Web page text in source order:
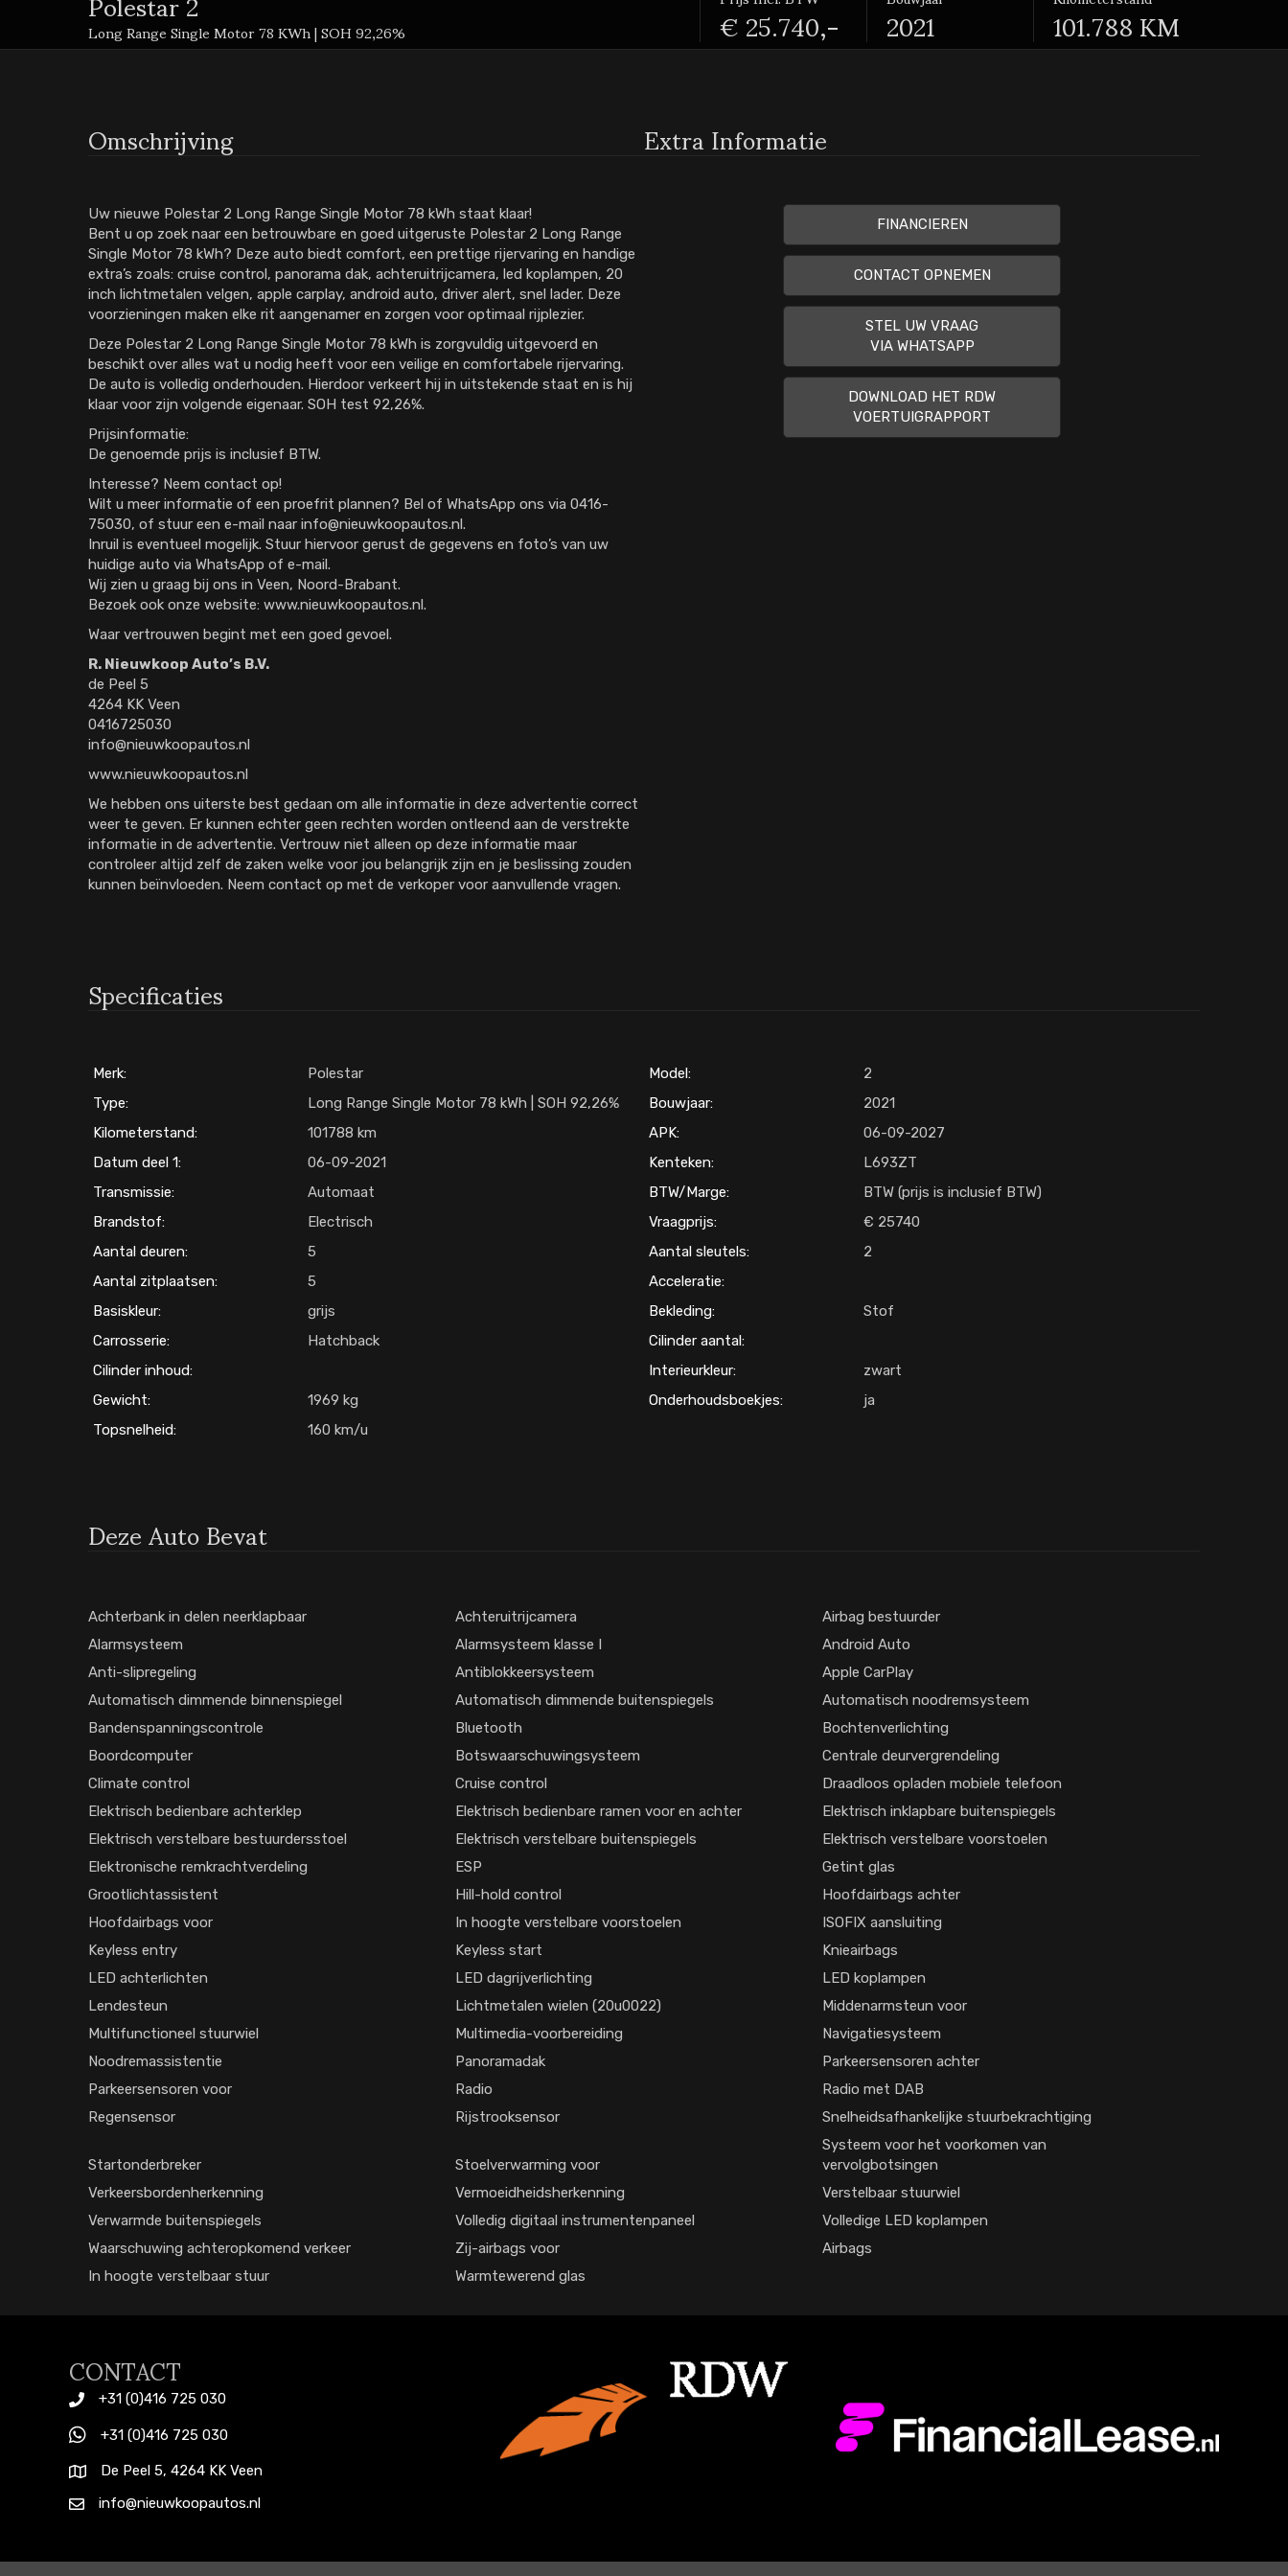
Long Range Single Motor 78 KWh | SOH 92,26% € 25.740,- 2021 101.788 KM
Omschrijving
Uw nieuwe Polestar 2 Long Range Single Motor 78 kWh staat klaar!
Bent u op zoek naar een betrouwbare en goed uitgeruste Polestar 2 Long Range
Single Motor 78 kWh? Deze auto biedt comfort, een prettige rijervaring en handige
extra’s zoals: cruise control, panorama dak, achteruitrijcamera, led koplampen, 20
inch lichtmetalen velgen, apple carplay, android auto, driver alert, snel lader. Deze
voorzieningen maken elke rit aangenamer en zorgen voor optimaal rijplezier.
Deze Polestar 2 Long Range Single Motor 78 kWh is zorgvuldig uitgevoerd en
beschikt over alles wat u nodig heeft voor een veilige en comfortabele rijervaring.
De auto is volledig onderhouden. Hierdoor verkeert hij in uitstekende staat en is hij
klaar voor zijn volgende eigenaar. SOH test 92,26%.
Prijsinformatie:
De genoemde prijs is inclusief BTW.
Interesse? Neem contact op!
Wilt u meer informatie of een proefrit plannen? Bel of WhatsApp ons via 0416-
75030, of stuur een e-mail naar info@nieuwkoopautos.nl.
Inruil is eventueel mogelijk. Stuur hiervoor gerust de gegevens en foto’s van uw
huidige auto via WhatsApp of e-mail.
Wij zien u graag bij ons in Veen, Noord-Brabant.
Bezoek ook onze website: www.nieuwkoopautos.nl.
Waar vertrouwen begint met een goed gevoel.
R. Nieuwkoop Auto’s B.V.
de Peel 5
4264 KK Veen
0416725030
info@nieuwkoopautos.nl
www.nieuwkoopautos.nl
We hebben ons uiterste best gedaan om alle informatie in deze advertentie correct
weer te geven. Er kunnen echter geen rechten worden ontleend aan de verstrekte
informatie in de advertentie. Vertrouw niet alleen op deze informatie maar
controleer altijd zelf de zaken welke voor jou belangrijk zijn en je beslissing zouden
kunnen beïnvloeden. Neem contact op met de verkoper voor aanvullende vragen.
Extra Informatie
FINANCIEREN
CONTACT OPNEMEN
STEL UW VRAAG
VIA WHATSAPP
DOWNLOAD HET RDW
VOERTUIGRAPPORT
Specificaties
Merk: Polestar Model:
2
Type:
Long Range Single Motor 78 kWh | SOH 92,26% Bouwjaar:
2021
Kilometerstand:
101788 APK:
06-09-2027
Datum deel 1:
06-09-2021 Kenteken:
L693ZT
Transmissie:
Automaat BTW/Marge:
BTW (prijs is inclusief BTW)
Brandstof:
Electrisch Vraagprijs:
25740
Aantal deuren:
5 Aantal sleutels:
2
Aantal zitplaatsen:
5
Acceleratie:
Basiskleur:
grijs Bekleding:
Stof
Carrosserie:
Hatchback
Cilinder aantal:
Cilinder inhoud:
Interieurkleur:
zwart
Gewicht:
1969 Onderhoudsboekjes:
ja
Topsnelheid:
160
Deze Auto Bevat
Achterbank in delen neerklapbaar Achteruitrijcamera
Airbag bestuurder
Alarmsysteem
Alarmsysteem klasse I
Android Auto
Anti-slipregeling
Antiblokkeersysteem
Apple CarPlay
Automatisch dimmende binnenspiegel
Automatisch dimmende buitenspiegels
Automatisch noodremsysteem
Bandenspanningscontrole
Bluetooth
Bochtenverlichting
Boordcomputer
Botswaarschuwingsysteem
Centrale deurvergrendeling
Climate control
Cruise control
Draadloos opladen mobiele telefoon
Elektrisch bedienbare achterklep
Elektrisch bedienbare ramen voor en achter
Elektrisch inklapbare buitenspiegels
Elektrisch verstelbare bestuurdersstoel
Elektrisch verstelbare buitenspiegels
Elektrisch verstelbare voorstoelen
Elektronische remkrachtverdeling
ESP
Getint glas
Grootlichtassistent
Hill-hold control
Hoofdairbags achter
Hoofdairbags voor
In hoogte verstelbare voorstoelen
ISOFIX aansluiting
Keyless entry
Keyless start
Knieairbags
LED achterlichten
LED dagrijverlichting
LED koplampen
Lendesteun
Lichtmetalen wielen (20u0022)
Middenarmsteun voor
Multifunctioneel stuurwiel
Multimedia-voorbereiding
Navigatiesysteem
Noodremassistentie
Panoramadak
Parkeersensoren achter
Parkeersensoren voor
Radio
Radio met DAB
Regensensor
Rijstrooksensor Snelheidsafhankelijke stuurbekrachtiging
Startonderbreker Stoelverwarming voor
Systeem voor het voorkomen van
vervolgbotsingen
Verkeersbordenherkenning
Vermoeidheidsherkenning
Verstelbaar stuurwiel
Verwarmde buitenspiegels
Volledig digitaal instrumentenpaneel
Volledige LED koplampen
Waarschuwing achteropkomend verkeer
Zij-airbags voor
Airbags
In hoogte verstelbaar stuur
Warmtewerend glas
CONTACT
+31 (0)416 725 030
+31 (0)416 725 030
De Peel 5, 4264 KK Veen
info@nieuwkoopautos.nl